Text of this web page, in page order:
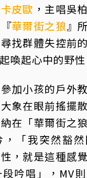
皮歐 ，主唱吳
華爾街之狼』
找群體失控前
喚起心中的野性
加小孩的戶外
象在眼前搖擺
在「華爾街之
，「我突然豁
，就是這種感
吟唱」，MV